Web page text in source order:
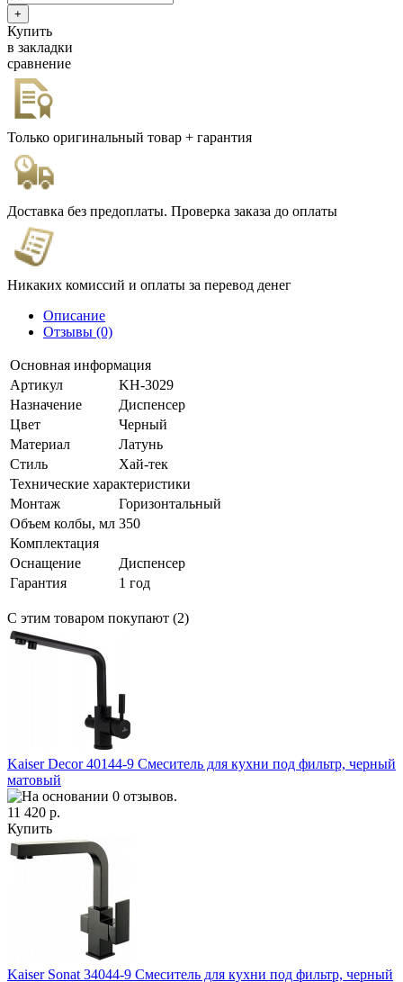
Купить
в закладки
сравнение
Только оригинальный товар + гарантия
Доставка без предоплаты. Проверка заказа до оплаты
Никаких комиссий и оплаты за перевод денег
Описание
Отзывы (0)
Основная информация
Артикул
KH-3029
Назначение
Диспенсер
Цвет
Черный
Материал
Латунь
Стиль
Хай-тек
Технические характеристики
Монтаж
Горизонтальный
Объем колбы, мл 350
Комплектация
Оснащение
Диспенсер
Гарантия
1 год
С этим товаром покупают (2)
Kaiser Decor 40144-9 Смеситель для кухни под фильтр, черный
матовый
11 420 р.
Купить
Kaiser Sonat 34044-9 Смеситель для кухни под фильтр, черный